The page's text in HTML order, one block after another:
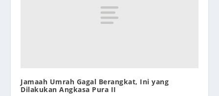
Jamaah Umrah Gagal Berangkat, Ini yang
Dilakukan Angkasa Pura II